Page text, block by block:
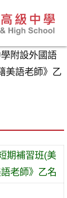
附設外國語
美語老師》乙
期補習班(美
老師》乙名